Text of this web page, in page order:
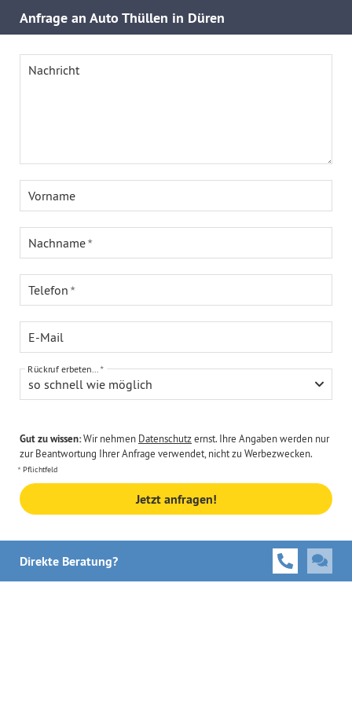
Anfrage an Auto Thüllen in Düren
Nachricht
Vorname
Nachname
Telefon
E-Mail
so schnell wie möglich
Rückruf erbeten...
Gut zu wissen:Wir nehmen Datenschutzernst. Ihre Angaben werden nur
zur Beantwortung Ihrer Anfrage verwendet, nicht zu Werbezwecken.
Pflichtfeld
Jetzt anfragen!
Direkte Beratung?